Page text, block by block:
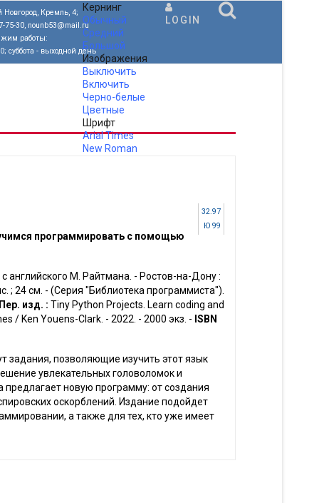
Новгород, Кремль, 4;
75-30, nounb53@mail.ru
работы:
суббота - выходной день
Кернинг
Обычный
Средний
Большой
Изображения
Выключить
Включить
Черно-белые
Цветные
Шрифт
ArialTimes
New Roman
LOGIN
32.97
Ю 99
программировать с помощью
английского М. Райтмана. - Ростов-на-Дону :
; 24 см. - (Серия "Библиотека программиста").
Пер. изд. : Tiny Python Projects. Learn coding and
/ Ken Youens-Clark. - 2022. - 2000 экз. - ISBN
позволяющие изучить этот язык
увлекательных головоломок и
предлагает новую программу: от создания
оскорблений. Издание подойдет
а также для тех, кто уже имеет